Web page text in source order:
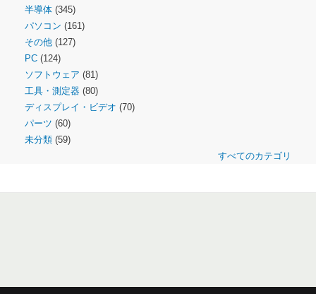
半導体 (345)
パソコン (161)
その他 (127)
PC (124)
ソフトウェア (81)
工具・測定器 (80)
ディスプレイ・ビデオ (70)
パーツ (60)
未分類 (59)
すべてのカテゴリ